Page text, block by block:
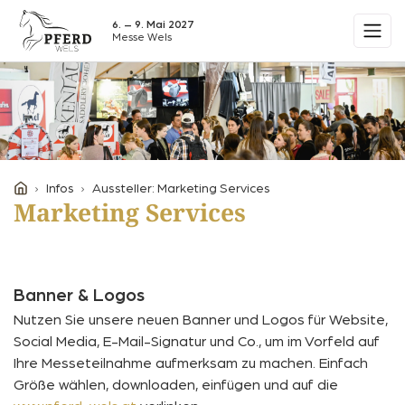
6. – 9. Mai 2027
Messe Wels
Infos Aussteller: Marketing Services
Marketing Services
Banner & Logos
Nutzen Sie unsere neuen Banner und Logos für Website,
Social Media, E-Mail-Signatur und Co., um im Vorfeld auf
Ihre Messeteilnahme aufmerksam zu machen. Einfach
Größe wählen, downloaden, einfügen und auf die